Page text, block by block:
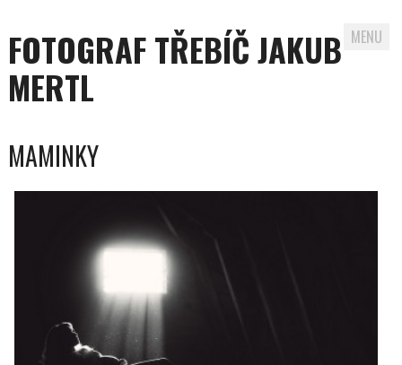
FOTOGRAF TŘEBÍČ JAKUB
MERTL
MENU
MAMINKY